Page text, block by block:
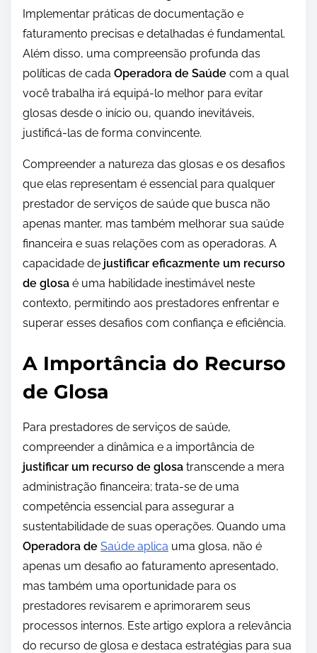
Implementar práticas de documentação e
faturamento precisas e detalhadas é fundamental.
Além disso, uma compreensão profunda das
políticas de cada Operadora de Saúde com a qual
você trabalha irá equipá-lo melhor para evitar
glosas desde o início ou, quando inevitáveis,
justificá-las de forma convincente.
Compreender a natureza das glosas e os desafios
que elas representam é essencial para qualquer
prestador de serviços de saúde que busca não
apenas manter, mas também melhorar sua saúde
financeira e suas relações com as operadoras. A
capacidade de justificar eficazmente um recurso
de glosa é uma habilidade inestimável neste
contexto, permitindo aos prestadores enfrentar e
superar esses desafios com confiança e eficiência.
A Importância do Recurso
de Glosa
Para prestadores de serviços de saúde,
compreender a dinâmica e a importância de
justificar um recurso de glosa transcende a mera
administração financeira; trata-se de uma
competência essencial para assegurar a
sustentabilidade de suas operações. Quando uma
Operadora de Saúde aplica uma glosa, não é
apenas um desafio ao faturamento apresentado,
mas também uma oportunidade para os
prestadores revisarem e aprimorarem seus
processos internos. Este artigo explora a relevância
do recurso de glosa e destaca estratégias para sua